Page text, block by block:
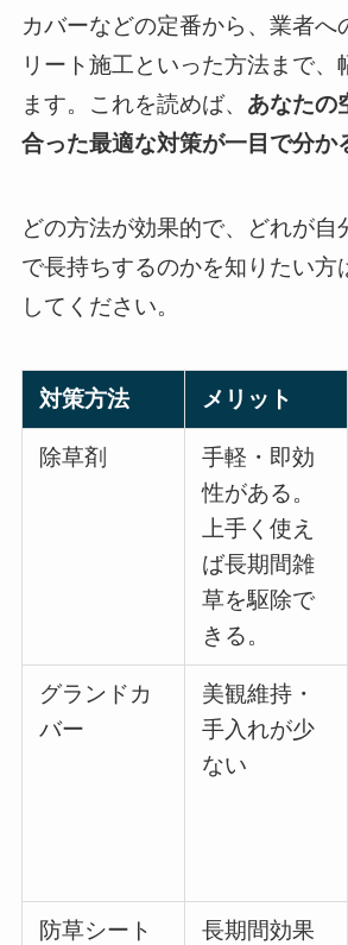
カバーなどの定番から、業者へ
リート施工といった方法まで、
ます。これを読めば、 あなたの
合った最適な対策が一目で分か
どの方法が効果的で、どれが自
で長持ちするのかを知りたい方
してください。
対策方法 メリット
除草剤
手軽・即効
性がある。
上手く使え
ば長期間雑
草を駆除で
きる。
グランドカ
バー
美観維持・
手入れが少
ない
防草シート
長期間効果